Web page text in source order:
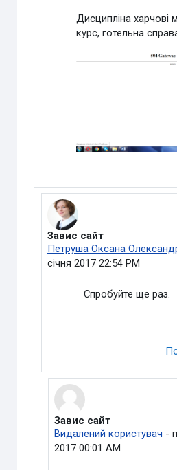
Дисципліна харчові
курс, готельна
У відповідь на Видалений
Завис сайт
Петруша Оксана
січня 2017 22:54 PM
Спробуйте ще раз.
У відповідь на Петруша
Завис сайт
Видалений користувач -
2017 00:01 AM